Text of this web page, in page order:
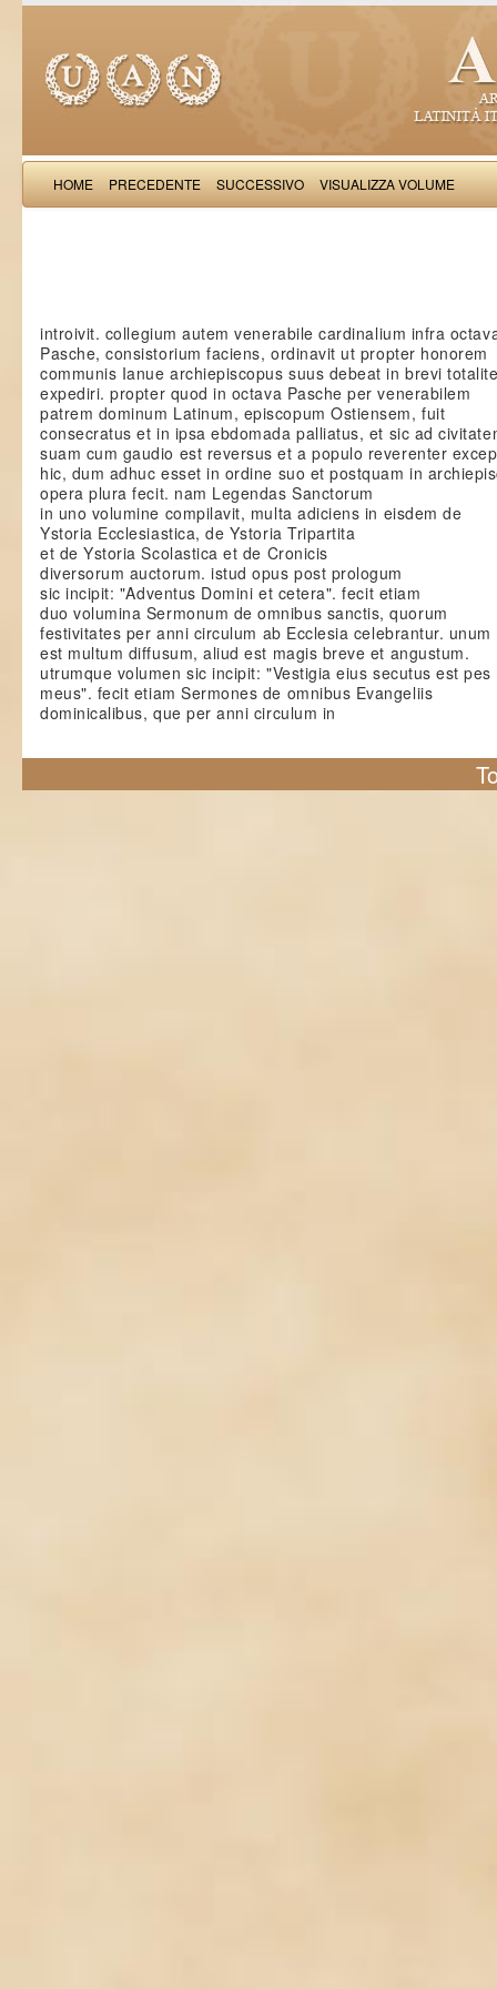
HOME PRECEDENTE SUCCESSIVO VISUALIZZA VOLUME
introivit. collegium autem venerabile cardinalium infra
Pasche, consistorium faciens, ordinavit ut propter honorem
communis Ianue archiepiscopus suus debeat in brevi
expediri. propter quod in octava Pasche per venerabilem
patrem dominum Latinum, episcopum Ostiensem, fuit
consecratus et in ipsa ebdomada palliatus, et sic ad
suam cum gaudio est reversus et a populo reverenter
hic, dum adhuc esset in ordine suo et postquam in
opera plura fecit. nam Legendas Sanctorum
in uno volumine compilavit, multa adiciens in eisdem de
Ystoria Ecclesiastica, de Ystoria Tripartita
et de Ystoria Scolastica et de Cronicis
diversorum auctorum. istud opus post prologum
sic incipit: "Adventus Domini et cetera". fecit etiam
duo volumina Sermonum de omnibus sanctis, quorum
festivitates per anni circulum ab Ecclesia celebrantur. unum
est multum diffusum, aliud est magis breve et angustum.
utrumque volumen sic incipit: "Vestigia eius secutus est pes
meus". fecit etiam Sermones de omnibus Evangeliis
dominicalibus, que per anni circulum in